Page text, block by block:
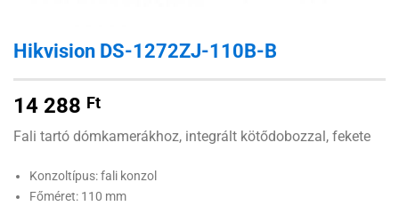
Hikvision DS-1272ZJ-110B-B
14 288 Ft
Fali tartó dómkamerákhoz, integrált kötődobozzal, fekete
Konzoltípus: fali konzol
Főméret: 110 mm